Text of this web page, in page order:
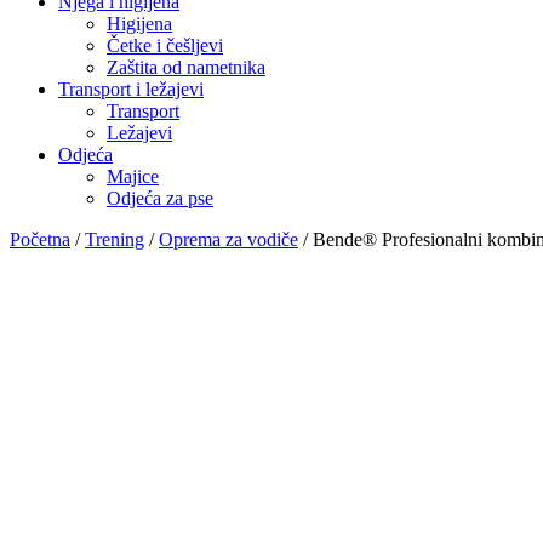
Higijena
Četke i češljevi
Zaštita od nametnika
Transport i ležajevi
Transport
Ležajevi
Odjeća
Majice
Odjeća za pse
Početna /Trening /Oprema za vodiče / Bende® Profesionalni